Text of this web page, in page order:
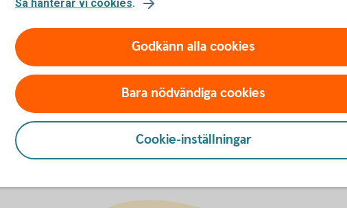
av fonder ESG visar
Så hanterar vi cookies.
Godkänn alla cookies
Bara nödvändiga cookies
Cookie-inställningar